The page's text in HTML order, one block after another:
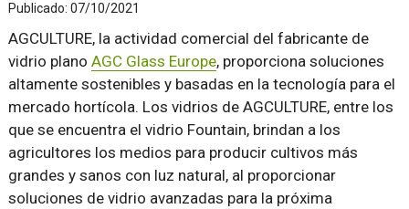
Publicado: 07/10/2021
AGCULTURE, la actividad comercial del fabricante de
vidrio plano AGC Glass Europe, proporciona soluciones
altamente sostenibles y basadas en la tecnología para el
mercado hortícola. Los vidrios de AGCULTURE, entre los
que se encuentra el vidrio Fountain, brindan a los
agricultores los medios para producir cultivos más
grandes y sanos con luz natural, al proporcionar
soluciones de vidrio avanzadas para la próxima